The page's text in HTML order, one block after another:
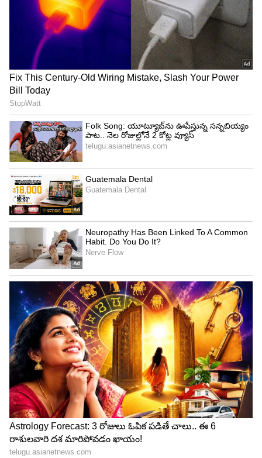
ఎయిర్‌క్రాఫ్ట్ ఇంజిన్‌లను రిపేర్ చేయడంతో పాటు,
విడిభాగాలను అందించడంలో P&W విఫలమైందని కంపెనీ
తెలిపింది. దీంతో 50 శాతం విమానాలు నిలిచిపోయాయి.
విమాన కార్యకలాపాలకు అంతరాయం కొనసాగింది.
నిర్వహణ ఖర్చులు పెరిగిపోయాయి. సిబ్బంది జీతాలు, ఇతర
ఖర్చులు పెరిగిపోయాయి. ఈ పరిస్థితికి సంబంధించి, P&W
ఎయిర్‌క్రాఫ్ట్ ఇంజిన్‌లను రిపేర్ చేయడంతో పాటు,
విడిభాగాలను అందించడంలో విఫలమైందని సంస్థ
ప్రతినిధులు తెలిపారు చెప్పారు.
Go First ఆదాయాలు నిరంతరం తగ్గుతూ వచ్చాయి.
ఇంజన్ల సరఫరా లోపం కారణంగా తగినంత విమానాలు
లేకపోవడంతో ఆదాయం కూడా వేగంగా తగ్గింది. దీంతో
విమానయాన సంస్థ సస్పెన్షన్‌పై గోఫాస్ట్‌కు DGCA నోటీసు
పంపింది. 24 గంటల్లోగా విమానయాన సంస్థ నుంచి స్పందన
Strong Counter to Jagan
తమిళనాడు బడ్జెట్ విజయ్ ఆసక్తికర
కేటాయింపులు | Tamil Nadu CM Vijay
Mega Budget 2026